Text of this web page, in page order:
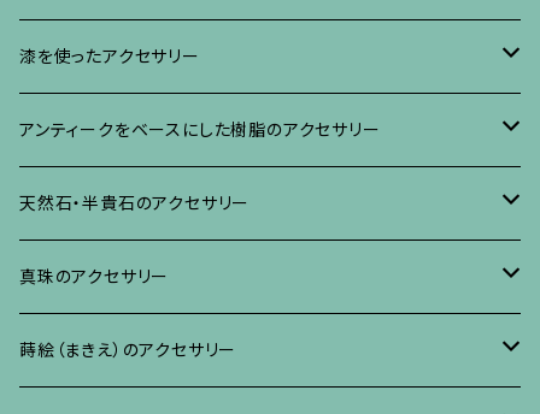
イヤリング・ピアス
ネックレス、その他
ブローチ
イヤリング、ピアス
ネックレス、ペンダント
ブレスレット、バングル、その他
漆を使ったアクセサリー
ブローチ
イヤリング・ピアス
ネックレス・ペンダント
リング
アンティークをベースにした樹脂のアクセサリー
ブローチ
イヤリング・ピアス
ネックレス、ペンダント
天然石・半貴石のアクセサリー
ブローチ
イヤリング・ピアス
真珠のアクセサリー
ブローチ
蒔絵（まきえ）のアクセサリー